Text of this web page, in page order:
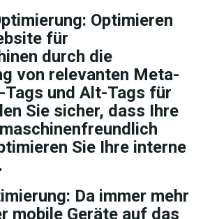
Optimieren
für
durch die
von relevanten Meta-
und Alt-Tags für
Sie sicher, dass Ihre
Sie Ihre interne
Da immer mehr
mobile Geräte auf das